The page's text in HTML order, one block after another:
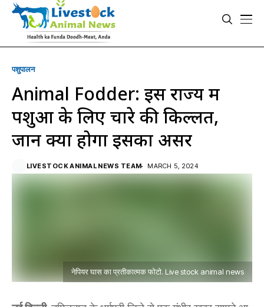
पशुपालन
Animal Fodder: इस राज्य में
पशुओं के लिए चारे की किल्लत,
जानें क्या होगा इसका असर
LIVESTOCK ANIMAL NEWS TEAM MARCH 5, 2024
नेपियर घास का प्रतीकात्मक फोटो. Live stock animal news